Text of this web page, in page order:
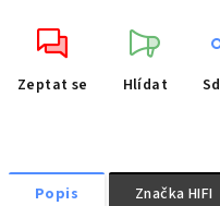
Zeptat se Hlídat
Popis Značka HIFI